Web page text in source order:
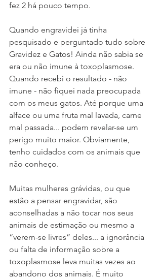
fez 2 há pouco tempo.
Quando engravidei já tinha
pesquisado e perguntado tudo sobre
Gravidez e Gatos! Ainda não sabia se
era ou não imune à toxoplasmose.
Quando recebi o resultado - não
imune - não fiquei nada preocupada
com os meus gatos. Até porque uma
alface ou uma fruta mal lavada, carne
mal passada... podem revelar-se um
perigo muito maior. Obviamente,
tenho cuidados com os animais que
não conheço.
Muitas mulheres grávidas, ou que
estão a pensar engravidar, são
aconselhadas a não tocar nos seus
animais de estimação ou mesmo a
“verem-se livres” deles... a ignorância
ou falta de informação sobre a
toxoplasmose leva muitas vezes ao
abandono dos animais. É muito